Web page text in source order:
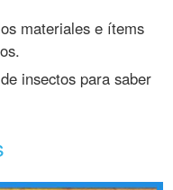
materiales e ítems
insectos para saber